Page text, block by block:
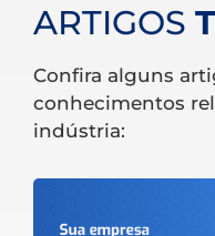
ARTIGOS
Confira alguns
conhecimentos
indústria: